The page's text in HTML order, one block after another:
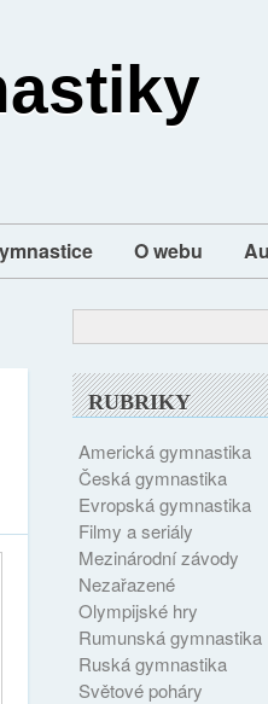
O webu
RUBRIKY
Americká gymnastika
Česká gymnastika
Evropská gymnastika
Filmy a seriály
Mezinárodní závody
Nezařazené
Olympijské hry
Rumunská gymnastika
Ruská gymnastika
Světové poháry